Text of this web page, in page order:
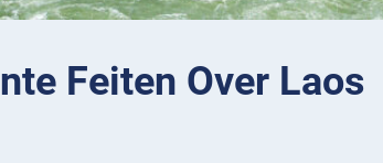
Feiten Over Laos